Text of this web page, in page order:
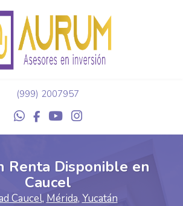
(999) 2007957
Renta Disponible en
Caucel
Caucel, Mérida, Yucatán